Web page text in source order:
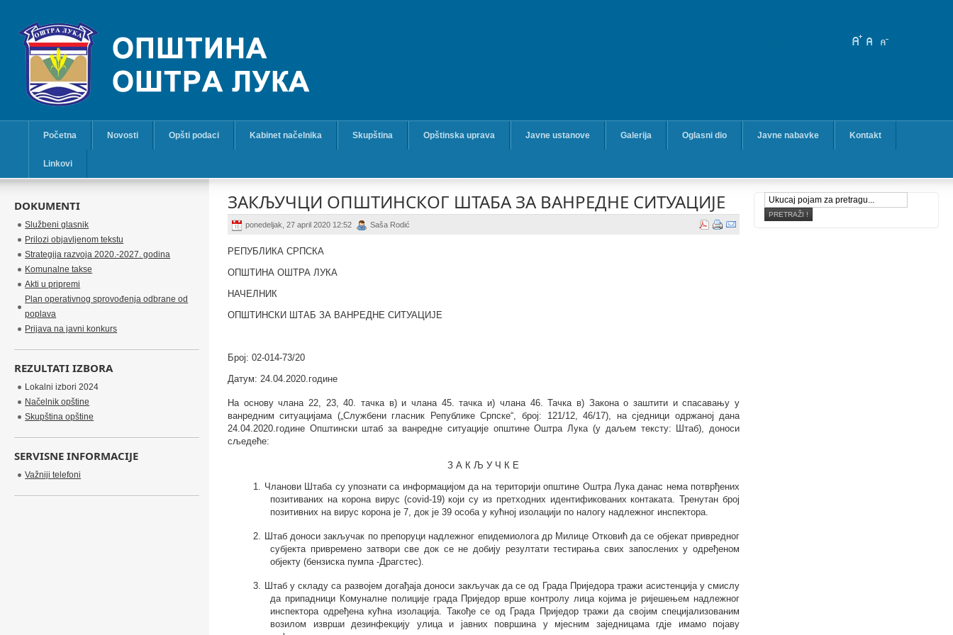
Početna Novosti Opšti podaci Kabinet načelnika Skupština Opštinska uprava Javne ustanove Galerija Oglasni dio Javne nabavke Kontakt
Linkovi
ЗАКЉУЧЦИ ОПШТИНСКОГ ШТАБА ЗА ВАНРЕДНЕ СИТУАЦИЈЕ
ponedeljak, 27 april 2020 12:52 Saša Rodić
РЕПУБЛИКА СРПСКА
ОПШТИНА ОШТРА ЛУКА
НАЧЕЛНИК
ОПШТИНСКИ ШТАБ ЗА ВАНРЕДНЕ СИТУАЦИЈЕ
Број: 02-014-73/20
Датум: 24.04.2020.године
На основу члана 22, 23, 40. тачка в) и члана 45. тачка и) члана 46. Тачка в) Закона о заштити и спасавању у
ванредним ситуацијама („Службени гласник Републике Српске“, број: 121/12, 46/17), на сједници одржаној дана
24.04.2020.године Општински штаб за ванредне ситуације општине Оштра Лука (у даљем тексту: Штаб), доноси
сљедеће:
З А К Љ У Ч К Е
1. Чланови Штаба су упознати са информацијом да на територији општине Оштра Лукаданас нема потврђених
позитиваних на корона вирус (covid-19) који су из претходних идентификованих контаката. Тренутан број
позитивних на вирус корона је 7, док је 39 особа у кућној изолацији по налогу надлежног инспектора.
2. Штаб доноси закључак по препоруци надлежног епидемиолога др Милице Отковић да се објекат привредног
субјекта привремено затвори све док се не добију резултати тестирања свих запослених у одређеном
објекту (бензиска пумпа -Драгстес).
3. Штаб у складу са развојем догађајадоноси закључак да се од Града Приједора тражи асистенција у смислу
да припадници Комуналне полиције града Приједор врше контролу лица којима је ријешењем надлежног
инспектора одређена кућна изолација. Такође се од Града Приједор тражи да својимспецијализованим
возилом изврши дезинфекцију улица и јавних површина у мјесним заједницама гдје имамо појаву
DOKUMENTI
Službeni glasnik
Prilozi objavljenom tekstu
Strategija razvoja 2020.-2027. godina
Komunalne takse
Akti u pripremi
Plan operativnog sprovođenja odbrane od
poplava
Prijava na javni konkurs
REZULTATI IZBORA
Lokalni izbori 2024
Načelnik opštine
Skupština opštine
SERVISNE INFORMACIJE
Važniji telefoni